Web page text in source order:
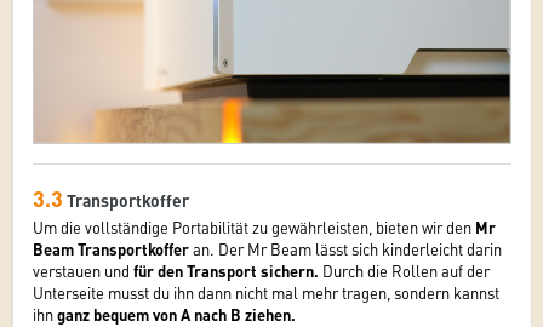
3.3 Transportkoffer
Um die vollständige Portabilität zu gewährleisten, bieten wir den Mr
Beam Transportkofferan. Der Mr Beam lässt sich kinderleicht darin
verstauen und für den Transport sichern. Durch die Rollen auf der
Unterseite musst du ihn dann nicht mal mehr tragen, sondern kannst
ihnganz bequem von A nach B ziehen.